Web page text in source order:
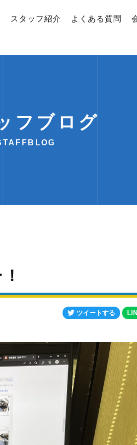
スタッフ紹介 よくある質問
フブログ
ツイートする